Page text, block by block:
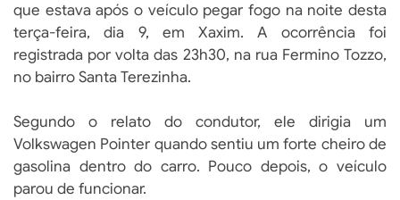
que estava após o veículo pegar fogo na noite desta
terça-feira, dia 9, em Xaxim. A ocorrência foi
registrada por volta das 23h30, na rua Fermino Tozzo,
no bairro Santa Terezinha.
Segundo o relato do condutor, ele dirigia um
Volkswagen Pointer quando sentiu um forte cheiro de
gasolina dentro do carro. Pouco depois, o veículo
parou de funcionar.